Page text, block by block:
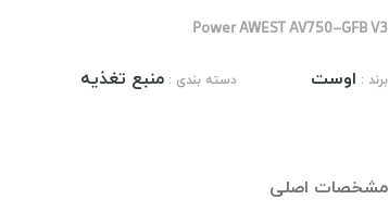
Power AWEST AV750-GFB V3
برند : اوست دسته بندی :منبع تغذیه
مشخصات اصلی